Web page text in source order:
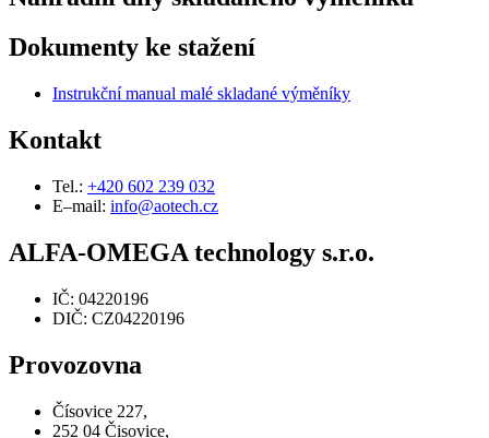
Dokumenty ke stažení
Instrukční manual malé skladané výměníky
Kontakt
Tel.: +420 602 239 032
E–mail: info@aotech.cz
ALFA-OMEGA technology s.r.o.
IČ: 04220196
DIČ: CZ04220196
Provozovna
Čísovice 227,
252 04 Čisovice,